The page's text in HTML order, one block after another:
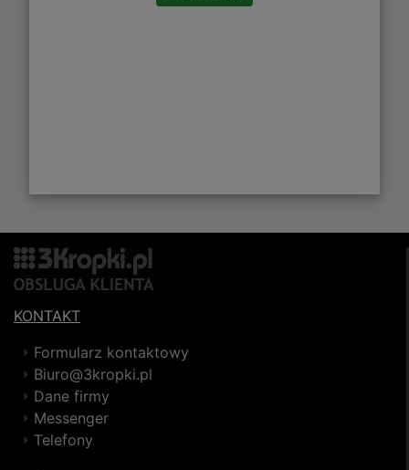
KONTAKT
Formularz kontaktowy
Biuro@3kropki.pl
Dane firmy
Messenger
Telefony